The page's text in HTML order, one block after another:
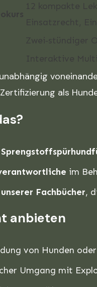
12 kompakte
Einsatzrecht,
Zwei‑stündiger
Interaktive
Zertifizierung als
im
unserer Fachbücher,
anbieten
von Hunden
Umgang mit